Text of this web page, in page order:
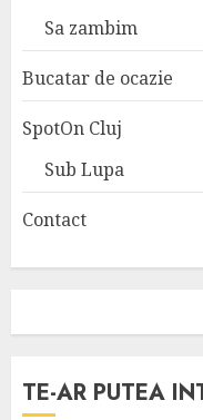
Sa zambim
Bucatar de ocazie
SpotOn Cluj
Sub Lupa
Contact
TE-AR PUTEA